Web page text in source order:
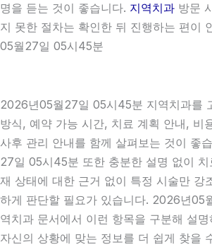
명을 듣는 것이 좋습니다. 지역치과 방문
지 못한 절차는 확인한 뒤 진행하는 편이
05월27일 05시45분
2026년05월27일 05시45분 지역치과를
방식, 예약 가능 시간, 치료 계획 안내, 비
사후 관리 안내를 함께 살펴보는 것이 좋
27일 05시45분 또한 충분한 설명 없이
재 상태에 대한 근거 없이 특정 시술만 강
하게 판단할 필요가 있습니다. 2026년05
역치과 문서에서 이런 항목을 구분해 설
자신의 상황에 맞는 정보를 더 쉽게 찾을